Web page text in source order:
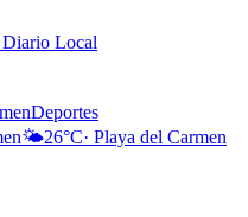
Local
Deportes
🌤️26°C· Playa del Carmen